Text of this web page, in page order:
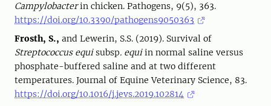
Campylobacterin chicken. Pathogens, 9(5), 363.
https://doi.org/10.3390/pathogens9050363
Frosth, S., and Lewerin, S.S. (2019). Survival of
Streptococcus equisubsp. equiin normal saline versus
phosphate-buffered saline and at two different
temperatures. Journal of Equine Veterinary Science, 83.
https://doi.org/10.1016/j.jevs.2019.102814